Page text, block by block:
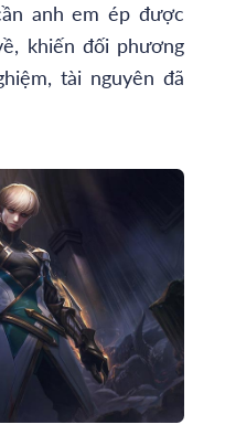
anh em ép được
khiến đối phương
tài nguyên đã